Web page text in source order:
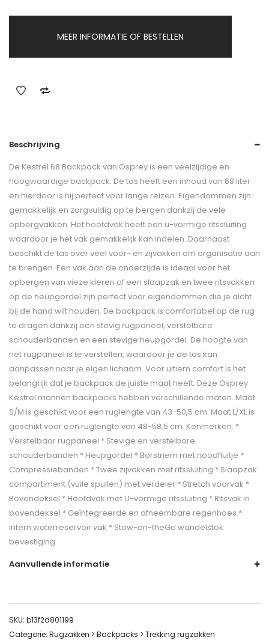
MEER INFORMATIE OF BESTELLEN
Beschrijving
De Kestrel 68 Backpack van Osprey is een veelzijdige en
hoogwaardige backpack. De tas heeft een inhoud van 68 liter
en hierdoor is hij perfect voor lange reizen. Eigendommen zijn
gemakkelijk en zorgvuldig op te bergen dankzij de vele
opbergvakken. Het hoofdvak heeft een u-vormige ritssluiting
waardoor je het vak gemakkelijk kan indelen. Daarnaast
beschikt de tas over veel voor- en zijvakken om organisatie aan
te brengen. Een vak aan de onderzijde is ideaal voor het
opbergen van vieze kleren of een slaapzak en twee ritsvakken
op de heupgordel zijn perfect voor eigendommen die je dicht
bij de hand wilt houden. De backpack is comfortabel op de rug
te dragen dankzij een stevig rugpaneel, verstelbare
schouderbanden en een stevige heupgordel. De hoogte van
het rugpaneel is te verstellen, waardoor je de tas kan
aanpassen naar je eigen lichaam. Voor ultiem comfort is het
belangrijk dat je backpack de juiste maat heeft. Deze Osprey
Kestrel mannen backpacks hebben verschillende maten. Maat
S/M is geschikt voor een ruglengte van 43-50,5 cm. Maat L/XL is
geschikt voor een ruglengte van 48-58,5 cm. Kenmerken: *
Verstelbaar rugpaneel * Stevige en verstelbare
schouderbanden * Heupgordel * Borstriem met noodfluitje *
Compressiebanden * Twee zijvakken met ritssluiting * Slaapzak
compartiment (vuile spullen) met verdeler * Stretch voorvak *
Bovendeksel * Hoofdvak met U-vormige ritssluiting * Ritsvak in
bovendeksel * Geïntegreerde en afneembare regenhoes *
Intern waterreservoir vak * Stow-on-theGo wandelstok
bevestiging
Aanvullende informatie
SKU: b13f2d801199
Categorie: Rugzakken > Backpacks > Trekking rugzakken